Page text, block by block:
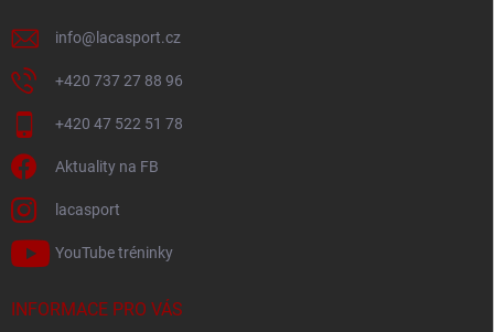
info@ lacasport.cz
+420 737 27 88 96
+420 47 522 51 78
Aktuality na FB
lacasport
YouTube tréninky
INFORMACE PRO VÁS